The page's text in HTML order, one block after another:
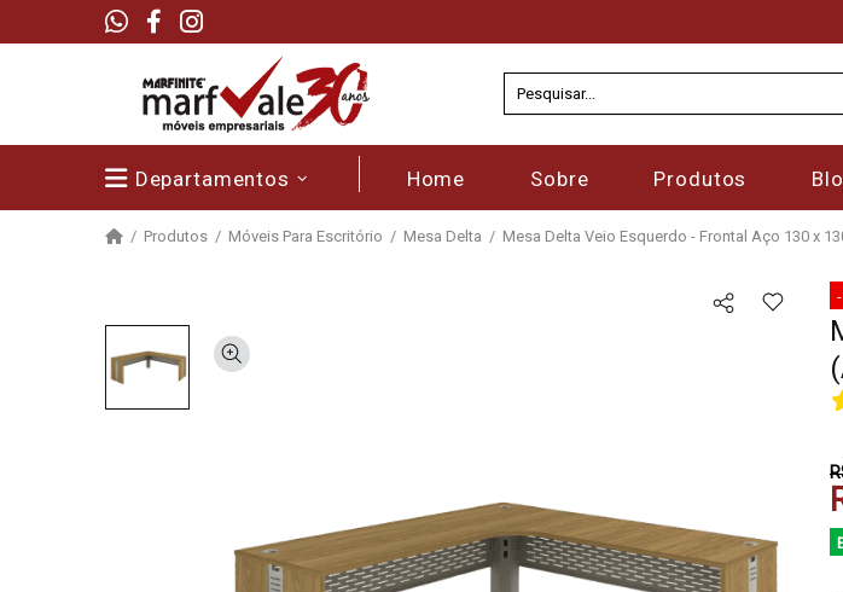
Departamentos Home Sobre Produtos
Produtos Móveis Para Escritório Mesa Delta Mesa Delta Veio Esquerdo - Frontal Aço 130 x